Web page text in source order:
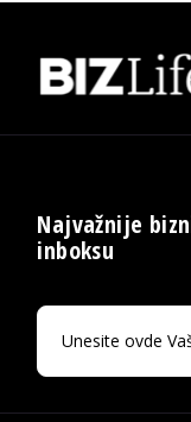
Najvažnije
inboksu